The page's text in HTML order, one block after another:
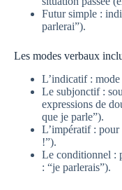
Futur simple :
parlerai”).
Les modes verbaux
L’indicatif :
Le subjonctif :
expressions de
que je parle”).
L’impératif :
!”).
Le conditionnel :
: “je parlerais”).